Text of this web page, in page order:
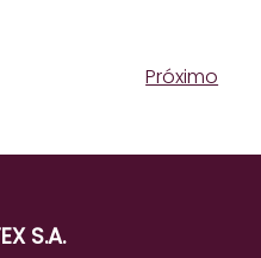
Próximo
S.A.